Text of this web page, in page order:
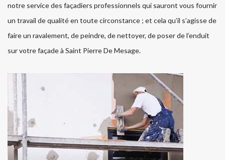
notre service des façadiers professionnels qui sauront vous fournir
un travail de qualité en toute circonstance ; et cela qu’il s’agisse de
faire un ravalement, de peindre, de nettoyer, de poser de l’enduit
sur votre façade à Saint Pierre De Mesage.